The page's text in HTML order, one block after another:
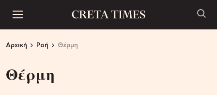
Αρχική Ροή Θέρμη
Θέρμη